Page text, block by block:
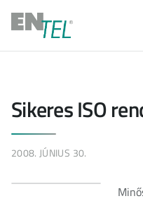
Sikeres ISO
2008. JÚNIUS 30.